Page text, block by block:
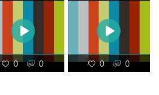
0 0 0 0